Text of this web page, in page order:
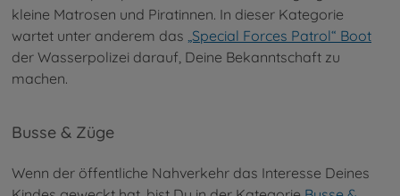
kleine Matrosen und Piratinnen. In dieser Kategorie
wartet unter anderem das „Special Forces Patrol“ Boot
der Wasserpolizei darauf, Deine Bekanntschaft zu
machen.
Busse & Züge
Wenn der öffentliche Nahverkehr das Interesse Deines